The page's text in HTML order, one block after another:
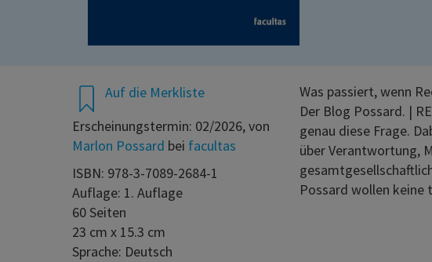
Auf die Merkliste
Erscheinungstermin: 02/2026, von
Marlon Possard bei facultas
ISBN: 978-3-7089-2684-1
Auflage: 1. Auflage
60 Seiten
23 cm x 15.3 cm
Sprache: Deutsch
Was passiert, wenn
Der Blog Possard. |
genau diese Frage.
über Verantwortung,
Possard wollen keine